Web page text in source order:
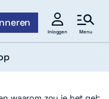
Inloggen Menu